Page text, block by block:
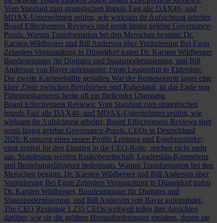
Vom Standard zum strategischen Impuls Fast alle DAX40- und
MDAX-Unternehmen prüfen, wie wirksam ihr Aufsichtsrat arbeitet;
Board Effectiveness Reviews sind somit längst gelebte Governance-
Praxis. Warum Transformation bei den Menschen beginnt: Dr.
Karsten Wildberger und Bill Anderson über Veränderung Bei Egon
Zehnders Veranstaltung in Düsseldorf trafen Dr. Karsten Wildberger,
Bundesminister für Digitales und Staatsmodernisierung, und Bill
Anderson von Bayer aufeinander. From Leadership to Eldership:
Die zweite Karrierehälfte gestalten War der Renteneintritt lange eine
klare Zäsur zwischen Berufsleben und Ruhestand, ist das Ende von
Führungskarrieren heute oft ein fließender Übergang.
Board Effectiveness Reviews: Vom Standard zum strategischen
Impuls Fast alle DAX40- und MDAX-Unternehmen prüfen, wie
wirksam ihr Aufsichtsrat arbeitet; Board Effectiveness Reviews sind
somit längst gelebte Governance-Praxis. CEOs in Deutschland
2026: Konturen eines neuen Profils Leistung und Ergebnisstärke,
einst zentral für den Einstieg in die CEO-Rolle, reichen nicht mehr
aus. Stattdessen werden Risikobereitschaft, Leadership-Kompetenz
und Beziehungsfähigkeit bedeutsam. Warum Transformation bei den
Menschen beginnt: Dr. Karsten Wildberger und Bill Anderson über
Veränderung Bei Egon Zehnders Veranstaltung in Düsseldorf trafen
Dr. Karsten Wildberger, Bundesminister für Digitales und
Staatsmodernisierung, und Bill Anderson von Bayer aufeinander.
The CEO Response 1.235 CEOs weltweit teilen ihre Ansichten
darüber, wie sie die größten Herausforderungen meistern, denen sie